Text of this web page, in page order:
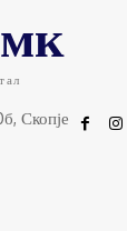
Скопје